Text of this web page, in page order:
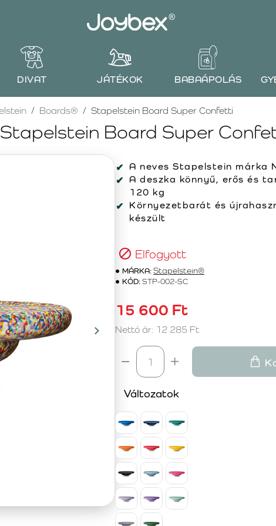
DIVAT JÁTÉKOK BABAÁPOLÁS
Stapelstein Board Super
Boards® Stapelstein Board Super Confetti
A neves Stapelstein márka
A deszka könnyű, erős és
120 kg
Környezetbarát és
készült
Elfogyott
MÁRKA:Stapelstein®
KÓD:STP-002-SC
15 600 Ft
Nettó ár: 12 285 Ft
Változatok